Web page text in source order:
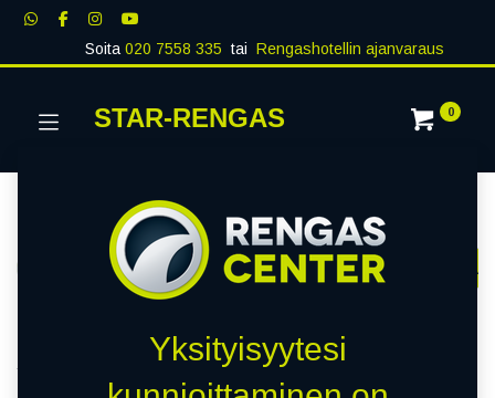
Soita020 7558 335 tai Rengashotellin ajanvaraus
STAR-RENGAS 0
Näytä kaikki
RENKAAT PAKETTIAUTO MUUT
0 kohteita löydetty.
Tyhjennä suodattimet
Yksityisyytesi